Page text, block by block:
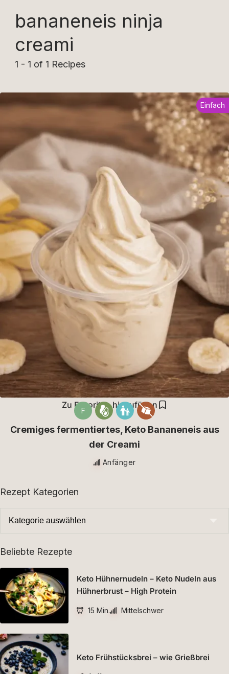
bananeneis ninja
creami
1 - 1 of 1 Recipes
Zu Favoriten hinzufügen
Einfach
F
Cremiges fermentiertes, Keto Bananeneis aus
der Creami
Anfänger
Rezept Kategorien
Beliebte Rezepte
Keto Hühnernudeln – Keto Nudeln aus
Hühnerbrust – High Protein
15 Min. Mittelschwer
Keto Frühstücksbrei – wie Grießbrei